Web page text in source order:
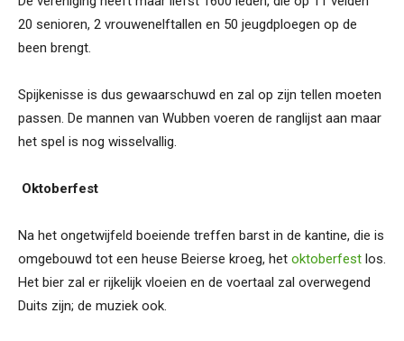
20 senioren, 2 vrouwenelftallen en 50 jeugdploegen op de
been brengt.
Spijkenisse is dus gewaarschuwd en zal op zijn tellen moeten
passen. De mannen van Wubben voeren de ranglijst aan maar
het spel is nog wisselvallig.
Oktoberfest
Na het ongetwijfeld boeiende treffen barst in de kantine, die is
omgebouwd tot een heuse Beierse kroeg, het oktoberfest los.
Het bier zal er rijkelijk vloeien en de voertaal zal overwegend
Duits zijn; de muziek ook.